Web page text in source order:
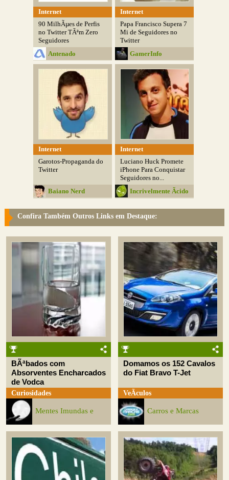
Internet
90 MilhÃµes de Perfis
no Twitter TÃªm Zero
Seguidores
Antenado
Internet
Papa Francisco Supera 7
Mi de Seguidores no
Twitter
GamerInfo
Internet
Garotos-Propaganda do
Twitter
Baiano Nerd
Internet
Luciano Huck Promete
iPhone Para Conquistar
Seguidores no...
Incrivelmente Ãcido
Confira Também Outros Links em Destaque:
BÃªbados com
Absorventes Encharcados
de Vodca
Curiosidades
Mentes Imundas e
Domamos os 152 Cavalos
do Fiat Bravo T-Jet
VeÃ­culos
Carros e Marcas